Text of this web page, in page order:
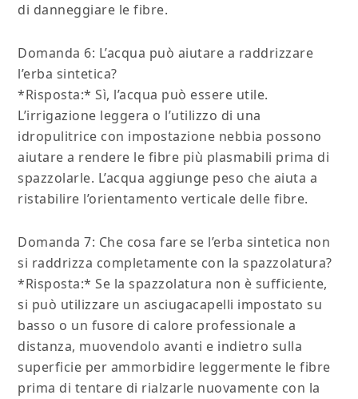
di danneggiare le fibre.
Domanda 6: L’acqua può aiutare a raddrizzare
l’erba sintetica?
*Risposta:* Sì, l’acqua può essere utile.
L’irrigazione leggera o l’utilizzo di una
idropulitrice con impostazione nebbia possono
aiutare a rendere le fibre più plasmabili prima di
spazzolarle. L’acqua aggiunge peso che aiuta a
ristabilire l’orientamento verticale delle fibre.
Domanda 7: Che cosa fare se l’erba sintetica non
si raddrizza completamente con la spazzolatura?
*Risposta:* Se la spazzolatura non è sufficiente,
si può utilizzare un asciugacapelli impostato su
basso o un fusore di calore professionale a
distanza, muovendolo avanti e indietro sulla
superficie per ammorbidire leggermente le fibre
prima di tentare di rialzarle nuovamente con la